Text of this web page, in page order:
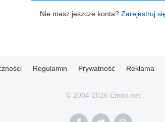
Nie masz jeszcze konta? Zarejestruj
Regulamin Prywatność Reklama
© 2004-2026 Emito.net